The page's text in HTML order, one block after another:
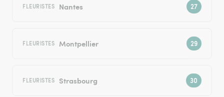
FLEURISTES Nantes
FLEURISTES Montpellier
FLEURISTES Strasbourg